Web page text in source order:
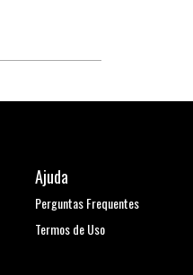
Ajuda
Perguntas Frequentes
Termos de Uso